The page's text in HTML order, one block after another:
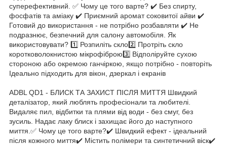
суперефективний. ✅ Чому це того варте? ✔️ Без спирту,
фосфатів та аміаку ✔️ Приємний аромат соковитої айви ✔️
Готовий до використання - не потрібно розбавляти ✔️ Не
подразнює, безпечний для салону автомобіля. Як
використовувати? 1️⃣ Розпиліть скло2️⃣ Протріть скло
коротковолокнистою мікрофіброю3️⃣ Відполіруйте сухою
стороною або окремою ганчіркою, якщо потрібно - повторіть
Ідеально підходить для вікон, дзеркал і екранів
ADBL QD1 - БЛИСК ТА ЗАХИСТ ПІСЛЯ МИТТЯ Швидкий
деталізатор, який люблять професіонали та любителі.
Видаляє пил, відбитки та плями від води - без смуг, без
зусиль. Надає лаку блиск і захищає його до наступного
миття.✅ Чому це того варте?✔️ Швидкий ефект - ідеальний
після кожного миття✔️ Містить полімери та синтетичний віск✔️